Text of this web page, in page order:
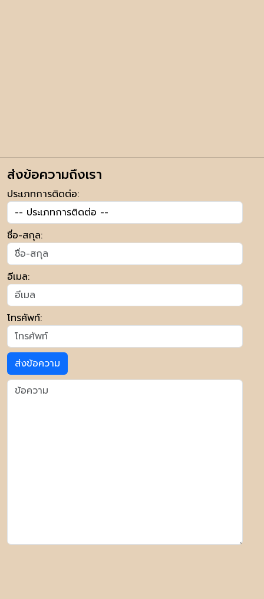
ส่งข้อความถึงเรา
ประเภทการติดต่อ:
ชื่อ-สกุล:
อีเมล:
โทรศัพท์:
ส่งข้อความ